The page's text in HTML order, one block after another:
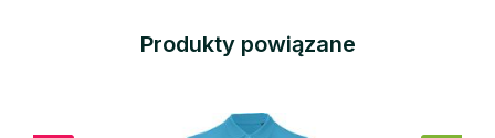
Produkty powiązane